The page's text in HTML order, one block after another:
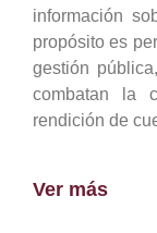
información
propósito es
gestión
combatan la
rendición de
Ver más